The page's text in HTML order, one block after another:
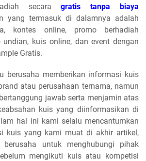
secaragratis tanpa biaya
yang termasuk di dalamnya adalah
kontes online, promo berhadiah
undian, kuis online, dan event dengan
Gratis.
berusaha memberikan informasi kuis
atau perusahaan ternama, namun
jawab serta menjamin atas
kuis yang diinformasikan di
hal ini kami selalu mencantumkan
kuis yang kami muat di akhir artikel,
berusaha untuk menghubungi pihak
mengikuti kuis atau kompetisi